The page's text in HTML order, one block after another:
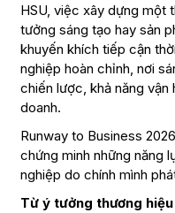
HSU, việc xây dựng một
tưởng sáng tạo hay sản
khuyến khích tiếp cận
nghiệp hoàn chỉnh, nơi
chiến lược, khả năng vận
doanh.
Runway to Business
chứng minh những năng
nghiệp do chính mình
Từ ý tưởng thương